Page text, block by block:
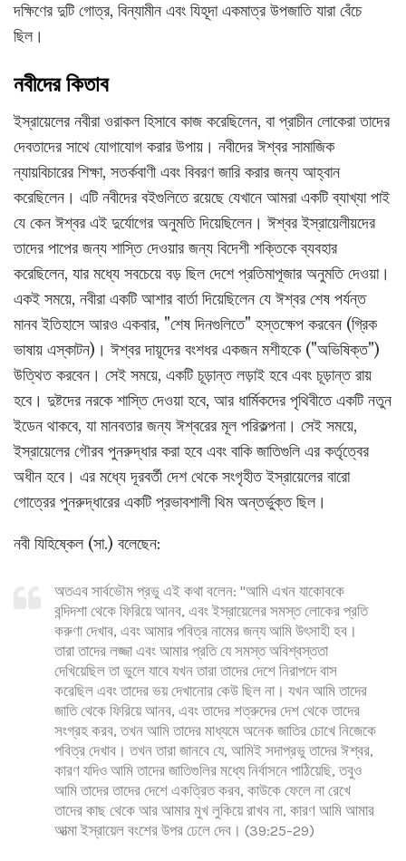
দক্ষিণের দুটি গোত্র, বিন্যামীন এবং যিহূদা একমাত্র উপজাতি যারা বেঁচে
ছিল।
নবীদের কিতাব
ইস্রায়েলের নবীরা ওরাকল হিসাবে কাজ করেছিলেন, বা প্রাচীন লোকেরা তাদের
দেবতাদের সাথে যোগাযোগ করার উপায়। নবীদের ঈশ্বর সামাজিক
ন্যায়বিচারের শিক্ষা, সতর্কবাণী এবং বিবরণ জারি করার জন্য আহ্বান
করেছিলেন। এটি নবীদের বইগুলিতে রয়েছে যেখানে আমরা একটি ব্যাখ্যা পাই
যে কেন ঈশ্বর এই দুর্যোগের অনুমতি দিয়েছিলেন। ঈশ্বর ইস্রায়েলীয়দের
তাদের পাপের জন্য শাস্তি দেওয়ার জন্য বিদেশী শক্তিকে ব্যবহার
করেছিলেন, যার মধ্যে সবচেয়ে বড় ছিল দেশে প্রতিমাপূজার অনুমতি দেওয়া।
একই সময়ে, নবীরা একটি আশার বার্তা দিয়েছিলেন যে ঈশ্বর শেষ পর্যন্ত
মানব ইতিহাসে আরও একবার, "শেষ দিনগুলিতে" হস্তক্ষেপ করবেন (গ্রিক
ভাষায় এস্কাটন)। ঈশ্বর দায়ূদের বংশধর একজন মশীহকে ("অভিষিক্ত")
উত্থিত করবেন। সেই সময়ে, একটি চূড়ান্ত লড়াই হবে এবং চূড়ান্ত রায়
হবে। দুষ্টদের নরকে শাস্তি দেওয়া হবে, আর ধার্মিকদের পৃথিবীতে একটি নতুন
ইডেন থাকবে, যা মানবতার জন্য ঈশ্বরের মূল পরিকল্পনা। সেই সময়ে,
ইস্রায়েলের গৌরব পুনরুদ্ধার করা হবে এবং বাকি জাতিগুলি এর কর্তৃত্বের
অধীন হবে। এর মধ্যে দূরবর্তী দেশ থেকে সংগৃহীত ইস্রায়েলের বারো
গোত্রের পুনরুদ্ধারের একটি প্রভাবশালী থিম অন্তর্ভুক্ত ছিল।
নবী যিহিষ্কেল (সা.) বলেছেন:
অতএব সার্বভৌম প্রভু এই কথা বলেন: "আমি এখন যাকোবকে
বন্দিদশা থেকে ফিরিয়ে আনব, এবং ইস্রায়েলের সমস্ত লোকের প্রতি
করুণা দেখাব, এবং আমার পবিত্র নামের জন্য আমি উৎসাহী হব।
তারা তাদের লজ্জা এবং আমার প্রতি যে সমস্ত অবিশ্বস্ততা
দেখিয়েছিল তা ভুলে যাবে যখন তারা তাদের দেশে নিরাপদে বাস
করেছিল এবং তাদের ভয় দেখানোর কেউ ছিল না। যখন আমি তাদের
জাতি থেকে ফিরিয়ে আনব, এবং তাদের শত্রুদের দেশ থেকে তাদের
সংগ্রহ করব, তখন আমি তাদের মাধ্যমে অনেক জাতির চোখে নিজেকে
পবিত্র দেখাব। তখন তারা জানবে যে, আমিই সদাপ্রভু তাদের ঈশ্বর,
কারণ যদিও আমি তাদের জাতিগুলির মধ্যে নির্বাসনে পাঠিয়েছি, তবুও
আমি তাদের তাদের দেশে একত্রিত করব, কাউকে ফেলে না রেখে
তাদের কাছ থেকে আর আমার মুখ লুকিয়ে রাখব না, কারণ আমি আমার
আত্মা ইস্রায়েল বংশের উপর ঢেলে দেব। (39:25-29)